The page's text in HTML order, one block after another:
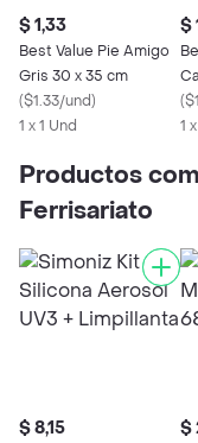
$ 1,33
Best Value Pie Amigo
Gris 30 x 35 cm
($1.33/und)
1 x 1 Und
$
(
1
Productos
Ferrisariato
$ 8,15 $